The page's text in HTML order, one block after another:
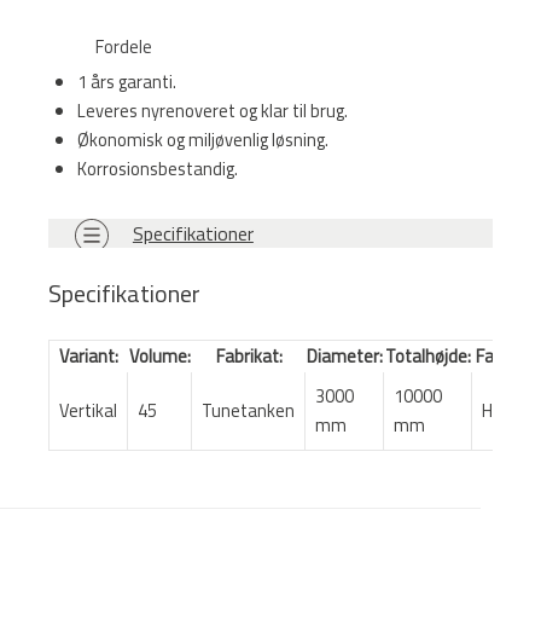
Fordele
1 års garanti.
Leveres nyrenoveret og klar til brug.
Økonomisk og miljøvenlig løsning.
Korrosionsbestandig.
Specifikationer
Specifikationer
Variant: Volume: Fabrikat: Diameter:Totalhøjde:Farve:
Vertikal
45 Tunetanken
3000
mm
10000
mm
Hvid